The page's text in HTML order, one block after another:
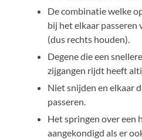
De combinatie welke
bij het elkaar passeren
(dus rechts houden).
Degene die een
zijgangen rijdt heeft
Niet snijden en elkaar
passeren.
Het springen over een
aangekondigd als er